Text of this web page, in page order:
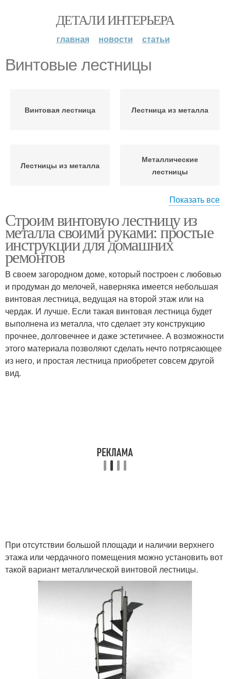
ДЕТАЛИ ИНТЕРЬЕРА
главная новости статьи
Винтовые лестницы
Винтовая лестница Лестница из металла
Лестницы из металла
Металлические
лестницы
Лестница на поддержку Уличные лестницы
Металлическая
лестница
Спиральные лестницы
Круглая лестница Круговая лестница
Винтовое сооружение Полувинтовая лестница
Бюджетная лестница
Межэтажные лестницы
Показать все
Строим винтовую лестницу из
металла своими руками: простые
инструкции для домашних
ремонтов
В своем загородном доме, который построен с любовью
и продуман до мелочей, наверняка имеется небольшая
винтовая лестница, ведущая на второй этаж или на
чердак. И лучше. Если такая винтовая лестница будет
выполнена из металла, что сделает эту конструкцию
прочнее, долговечнее и даже эстетичнее. А возможности
этого материала позволяют сделать нечто потрясающее
из него, и простая лестница приобретет совсем другой
вид.
При отсутствии большой площади и наличии верхнего
этажа или чердачного помещения можно установить вот
такой вариант металлической винтовой лестницы.